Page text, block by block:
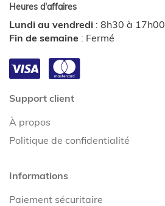
Heures d'affaires
Lundi au vendredi : 8h30 à 17h00
Fin de semaine : Fermé
Support client
À propos
Politique de confidentialité
Informations
Paiement sécuritaire